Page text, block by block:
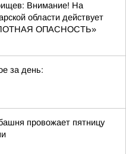
Внимание! На
области действует
ОПАСНОСТЬ»
за день:
провожает пятницу